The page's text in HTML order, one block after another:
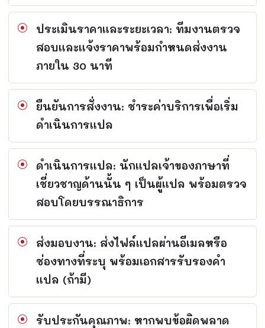
ประเมินราคาและระยะเวลา: ทีมงานตรวจ
สอบและแจ้งราคาพร้อมกำหนดส่งงาน
ภายใน 30 นาที
ยืนยันการสั่งงาน: ชำระค่าบริการเพื่อเริ่ม
ดำเนินการแปล
ดำเนินการแปล: นักแปลเจ้าของภาษาที่
เชี่ยวชาญด้านนั้น ๆ เป็นผู้แปล พร้อมตรวจ
สอบโดยบรรณาธิการ
ส่งมอบงาน: ส่งไฟล์แปลผ่านอีเมลหรือ
ช่องทางที่ระบุ พร้อมเอกสารรับรองคำ
แปล (ถ้ามี)
รับประกันคุณภาพ: หากพบข้อผิดพลาด